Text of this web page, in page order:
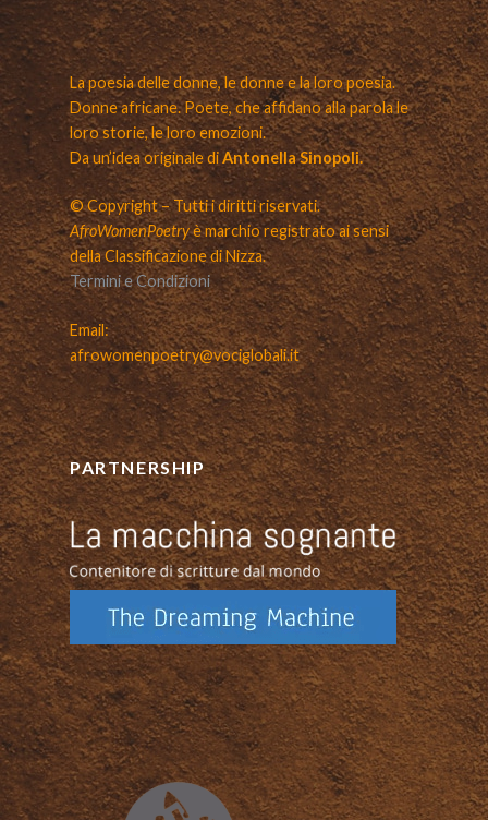
La poesia delle donne, le donne e la loro poesia.
Donne africane. Poete, che affidano alla parola le
loro storie, le loro emozioni.
Da un’idea originale diAntonella Sinopoli.
© Copyright – Tutti i diritti riservati.
AfroWomenPoetryè marchio registrato ai sensi
della Classificazione di Nizza.
Termini e Condizioni
Email:
afrowomenpoetry@vociglobali.it
PARTNERSHIP